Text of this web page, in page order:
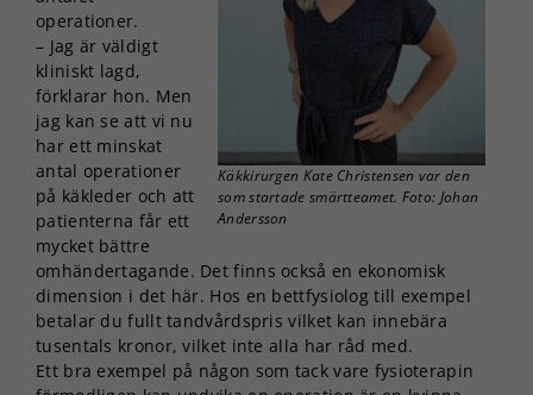
Käkkirurgen Kate Christensen var den
som startade smärtteamet. Foto: Johan
Andersson
operationer.
– Jag är väldigt
kliniskt lagd,
förklarar hon. Men
jag kan se att vi nu
har ett minskat
antal operationer
på käkleder och att
patienterna får ett
mycket bättre
omhändertagande. Det finns också en ekonomisk
dimension i det här. Hos en bettfysiolog till exempel
betalar du fullt tandvårdspris vilket kan innebära
tusentals kronor, vilket inte alla har råd med.
Ett bra exempel på någon som tack vare fysioterapin